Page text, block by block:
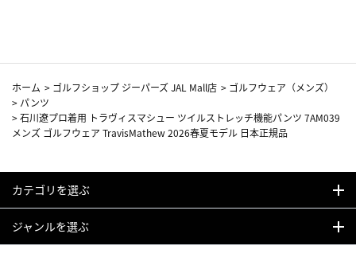
ホーム > ゴルフショップ ジーパーズ JAL Mall店 > ゴルフウェア（メンズ）
> パンツ
>石川遼プロ着用 トラヴィスマシュー ツイルストレッチ機能パンツ 7AM039
メンズ ゴルフウェア TravisMathew 2026春夏モデル 日本正規品
カテゴリを選ぶ
ジャンルを選ぶ